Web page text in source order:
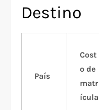
Destino
País
Cost
o de
matr
ícula